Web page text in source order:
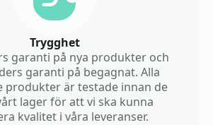
Trygghet
garanti på nya produkter och
garanti på begagnat. Alla
produkter är testade innan de
lager för att vi ska kunna
kvalitet i våra leveranser.